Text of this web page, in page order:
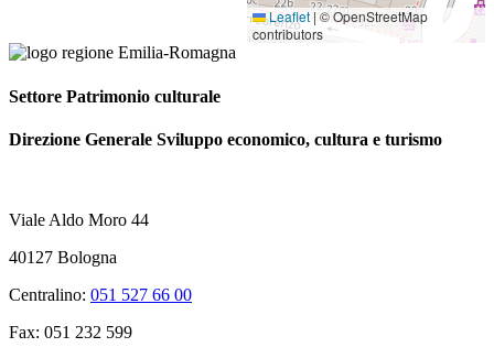
Leaflet | © OpenStreetMap
contributors
Settore Patrimonio culturale
Direzione Generale Sviluppo economico, cultura e turismo
Viale Aldo Moro 44
40127 Bologna
Centralino: 051 527 66 00
Fax: 051 232 599